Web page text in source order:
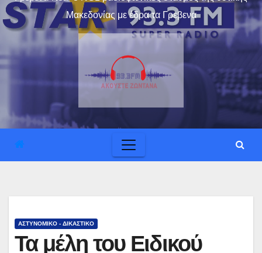
Μακεδονίας με έδρα τα Γρεβενα
ΑΣΤΥΝΟΜΙΚΟ - ΔΙΚΑΣΤΙΚΟ
Τα μέλη του Ειδικού